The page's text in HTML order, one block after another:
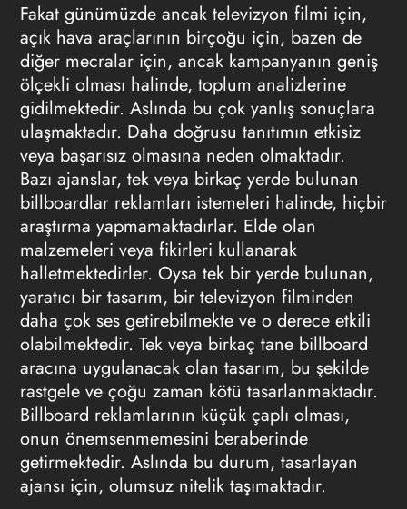
Fakat günümüzde ancak televizyon filmi için,
açık hava araçlarının birçoğu için, bazen de
diğer mecralar için, ancak kampanyanın geniş
ölçekli olması halinde, toplum analizlerine
gidilmektedir. Aslında bu çok yanlış sonuçlara
ulaşmaktadır. Daha doğrusu tanıtımın etkisiz
veya başarısız olmasına neden olmaktadır.
Bazı ajanslar, tek veya birkaç yerde bulunan
billboardlar reklamları istemeleri halinde, hiçbir
araştırma yapmamaktadırlar. Elde olan
malzemeleri veya fikirleri kullanarak
halletmektedirler. Oysa tek bir yerde bulunan,
yaratıcı bir tasarım, bir televizyon filminden
daha çok ses getirebilmekte ve o derece etkili
olabilmektedir. Tek veya birkaç tane billboard
aracına uygulanacak olan tasarım, bu şekilde
rastgele ve çoğu zaman kötü tasarlanmaktadır.
Billboard reklamlarının küçük çaplı olması,
onun önemsenmemesini beraberinde
getirmektedir. Aslında bu durum, tasarlayan
ajansı için, olumsuz nitelik taşımaktadır.